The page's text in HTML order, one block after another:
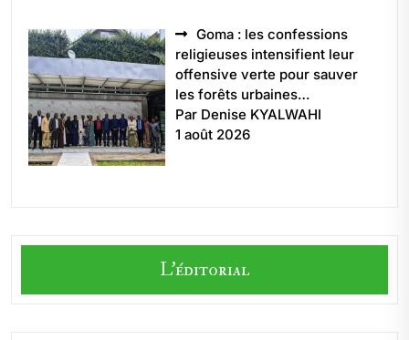
Goma : les confessions
religieuses intensifient leur
offensive verte pour sauver
les forêts urbaines…
Par Denise KYALWAHI
1 août 2026
L'éditorial